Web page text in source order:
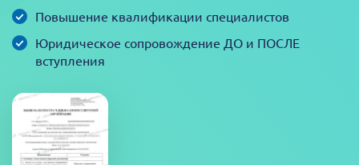
Повышение квалификации специалистов
Юридическое сопровождение ДО и ПОСЛЕ
вступления